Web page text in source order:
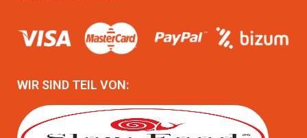
WIR SIND TEIL VON: